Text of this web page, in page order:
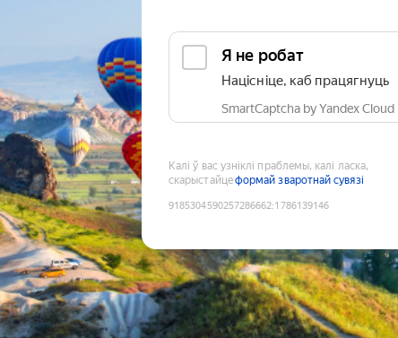
Я не робат
Націсніце, каб працягнуць
SmartCaptcha by Yandex Cloud
Калі ў вас узніклі праблемы, калі ласка,
скарыстайцеформай зваротнай сувязі
9185304590257286662:1786139146